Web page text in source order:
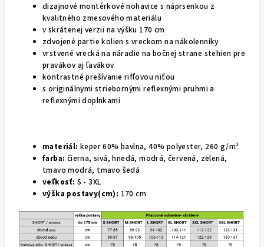
dizajnové montérkové nohavice s náprsenkou z
kvalitného zmesového materiálu
v skrátenej verzii na výšku 170 cm
zdvojené partie kolien s vreckom na nákolenníky
vrstvené vrecká na náradie na bočnej strane stehien pre
pravákov aj ľavákov
kontrastné prešívanie rifľovou niťou
s originálnymi striebornými reflexnými pruhmi a
reflexnými doplnkami
materiál: keper 60% bavlna, 40% polyester, 260 g/m²
farba: čierna, sivá, hnedá, modrá, červená, zelená,
tmavo modrá, tmavo šedá
veľkosť: S - 3XL
výška postavy(cm): 170 cm